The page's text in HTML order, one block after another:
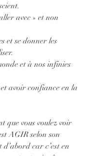
avec » et non
et se donner les
et à nos infinies
et avoir confiance en la
que vous voulez voir
AGIR selon son
car c’est en